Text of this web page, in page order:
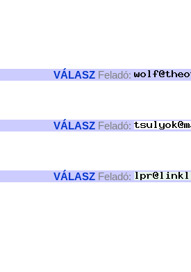
VÁLASZ Feladó:
VÁLASZ Feladó:
VÁLASZ Feladó: